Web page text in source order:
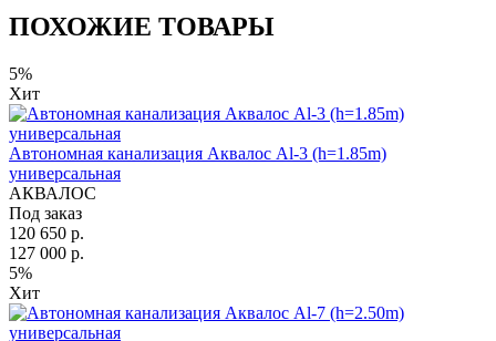
ПОХОЖИЕ ТОВАРЫ
5%
Хит
Автономная канализация Аквалос Al-3 (h=1.85m)
универсальная
АКВАЛОС
Под заказ
120 650 р.
127 000 р.
5%
Хит